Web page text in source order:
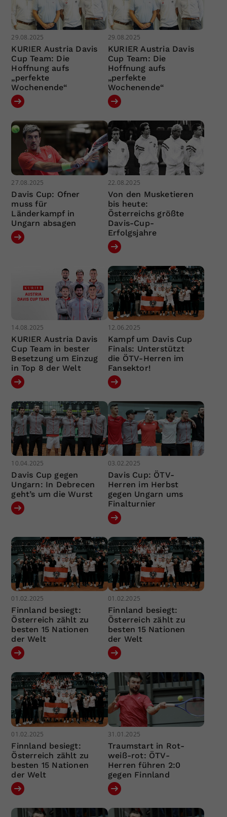
29.08.2025
KURIER Austria Davis
Cup Team: Die
Hoffnung aufs
„perfekte
Wochenende“
29.08.2025
KURIER Austria Davis
Cup Team: Die
Hoffnung aufs
„perfekte
Wochenende“
27.08.2025
Davis Cup: Ofner
muss für
Länderkampf in
Ungarn absagen
22.08.2025
Von den Musketieren
bis heute:
Österreichs größte
Davis-Cup-
Erfolgsjahre
14.08.2025
KURIER Austria Davis
Cup Team in bester
Besetzung um Einzug
in Top 8 der Welt
12.06.2025
Kampf um Davis Cup
Finals: Unterstützt
die ÖTV-Herren im
Fansektor!
10.04.2025
Davis Cup gegen
Ungarn: In Debrecen
geht’s um die Wurst
03.02.2025
Davis Cup: ÖTV-
Herren im Herbst
gegen Ungarn ums
Finalturnier
01.02.2025
Finnland besiegt:
Österreich zählt zu
besten 15 Nationen
der Welt
01.02.2025
Finnland besiegt:
Österreich zählt zu
besten 15 Nationen
der Welt
01.02.2025
Finnland besiegt:
Österreich zählt zu
besten 15 Nationen
der Welt
31.01.2025
Traumstart in Rot-
weiß-rot: ÖTV-
Herren führen 2:0
gegen Finnland